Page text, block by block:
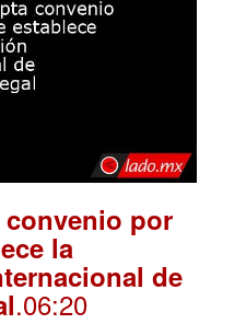
convenio por
la
de
.06:20